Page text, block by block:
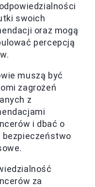
swoich
oraz mogą
percepcją
muszą być
zagrożeń
z
i dbać o
bezpieczeństwo
za